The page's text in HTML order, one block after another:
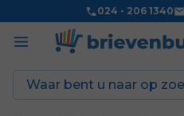
024 - 206 1340